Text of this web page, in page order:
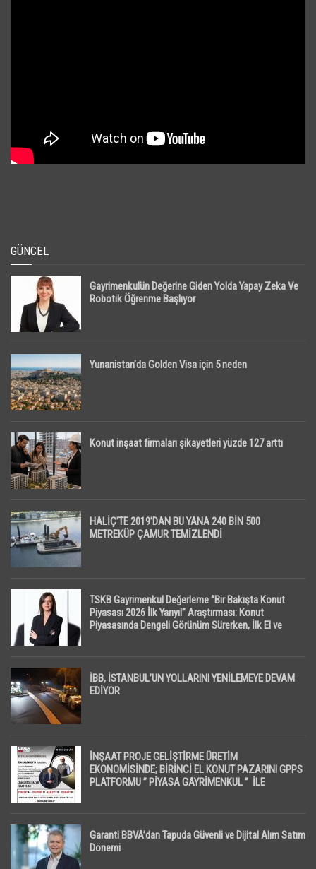
GÜNCEL
Gayrimenkulün Değerine Giden Yolda Yapay Zeka Ve
Robotik Öğrenme Başlıyor
Yunanistan’da Golden Visa için 5 neden
Konut inşaat firmaları şikayetleri yüzde 127 arttı
HALİÇ’TE 2019’DAN BU YANA 240 BİN 500
METREKÜP ÇAMUR TEMİZLENDİ
TSKB Gayrimenkul Değerleme “Bir Bakışta Konut
Piyasası 2026 İlk Yarıyıl” Araştırması: Konut
Piyasasında Dengeli Görünüm Sürerken, İlk El ve
İBB, İSTANBUL’UN YOLLARINI YENİLEMEYE DEVAM
EDİYOR
İNŞAAT PROJE GELİŞTİRME ÜRETİM
EKONOMİSİNDE; BİRİNCİ EL KONUT PAZARINI GPPS
PLATFORMU ” PİYASA GAYRİMENKUL ” İLE
Garanti BBVA’dan Tapuda Güvenli ve Dijital Alım Satım
Dönemi